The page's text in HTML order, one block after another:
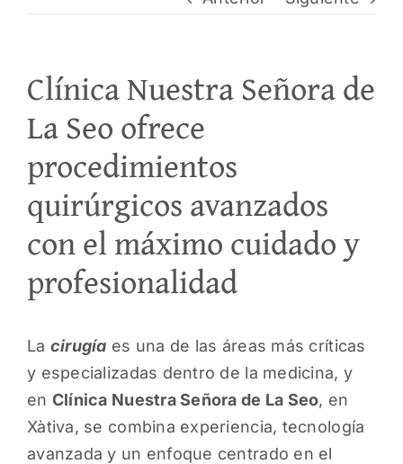
Clínica Nuestra Señora de
La Seo ofrece
procedimientos
quirúrgicos avanzados
con el máximo cuidado y
profesionalidad
La cirugía es una de las áreas más críticas
y especializadas dentro de la medicina, y
en Clínica Nuestra Señora de La Seo, en
Xàtiva, se combina experiencia, tecnología
avanzada y un enfoque centrado en el